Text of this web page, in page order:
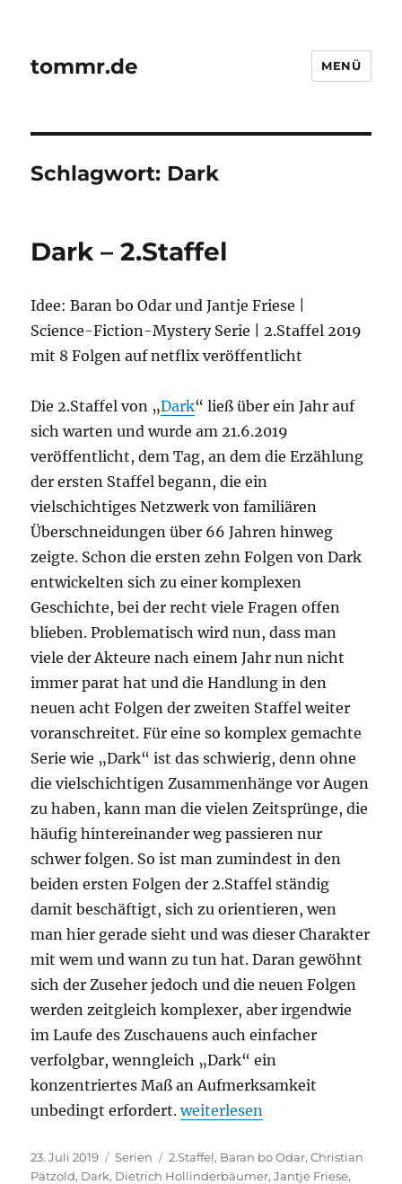
tommr.de MENÜ
Schlagwort: Dark
Dark – 2.Staffel
Idee: Baran bo Odar und Jantje Friese |
Science-Fiction-Mystery Serie | 2.Staffel 2019
mit 8 Folgen auf netflix veröffentlicht
Die 2.Staffel von „Dark“ ließ über ein Jahr auf
sich warten und wurde am 21.6.2019
veröffentlicht, dem Tag, an dem die Erzählung
der ersten Staffel begann, die ein
vielschichtiges Netzwerk von familiären
Überschneidungen über 66 Jahren hinweg
zeigte. Schon die ersten zehn Folgen von Dark
entwickelten sich zu einer komplexen
Geschichte, bei der recht viele Fragen offen
blieben. Problematisch wird nun, dass man
viele der Akteure nach einem Jahr nun nicht
immer parat hat und die Handlung in den
neuen acht Folgen der zweiten Staffel weiter
voranschreitet. Für eine so komplex gemachte
Serie wie „Dark“ ist das schwierig, denn ohne
die vielschichtigen Zusammenhänge vor Augen
zu haben, kann man die vielen Zeitsprünge, die
häufig hintereinander weg passieren nur
schwer folgen. So ist man zumindest in den
beiden ersten Folgen der 2.Staffel ständig
damit beschäftigt, sich zu orientieren, wen
man hier gerade sieht und was dieser Charakter
mit wem und wann zu tun hat. Daran gewöhnt
sich der Zuseher jedoch und die neuen Folgen
werden zeitgleich komplexer, aber irgendwie
im Laufe des Zuschauens auch einfacher
verfolgbar, wenngleich „Dark“ ein
konzentriertes Maß an Aufmerksamkeit
unbedingt erfordert.„Dark – 2.Staffel“
weiterlesen
Veröffentlicht
am
23. Juli 2019 Kategorien
Serien Schlagwörter
2.Staffel, Baran bo Odar,Christian
Pätzold, Dark, Dietrich Hollinderbäumer,Jantje Friese,